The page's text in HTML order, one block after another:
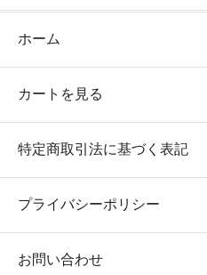
ホーム
カートを見る
特定商取引法に基づく表記
プライバシーポリシー
お問い合わせ